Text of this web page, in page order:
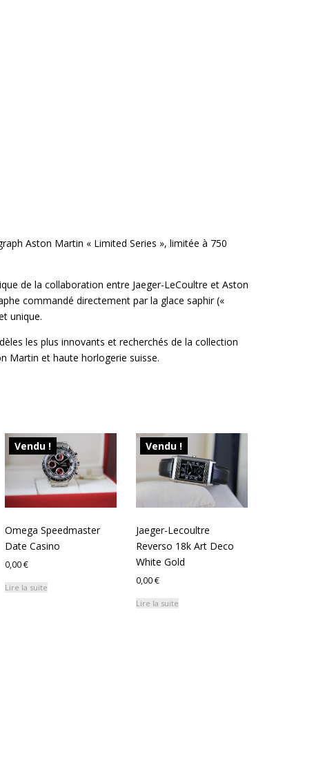
Aston Martin « Limited Series », limitée à 750
de la collaboration entre Jaeger-LeCoultre et Aston
commandé directement par la glace saphir («
unique.
les plus innovants et recherchés de la collection
Martin et haute horlogerie suisse.
Vendu !
Omega Speedmaster
Date Casino
0,00€
Lire la suite
Vendu !
Jaeger-Lecoultre
Reverso 18k Art Deco
White Gold
0,00€
Lire la suite